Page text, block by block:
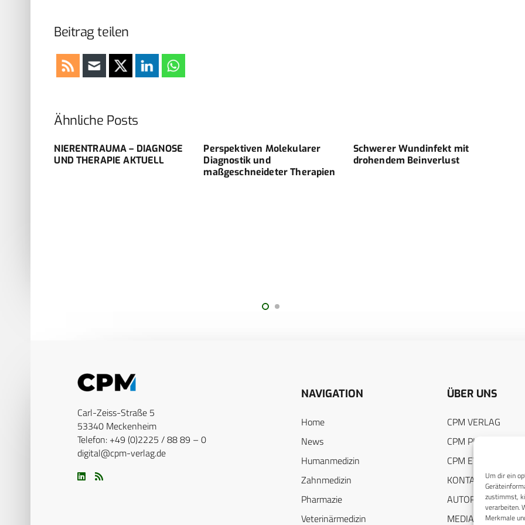
Um dir ein
zustimmst,
verarbeiten.
Merkmale
Beitrag teilen
Ähnliche Posts
NIERENTRAUMA – DIAGNOSE
UND THERAPIE AKTUELL
Perspektiven Molekularer
Diagnostik und
maßgeschneideter Therapien
Schwerer Wundinfekt mit
drohendem Beinverlust
Carl-Zeiss-Straße 5
53340 Meckenheim
Telefon: +49 (0)2225 / 88 89 – 0
digital@cpm-verlag.de
NAVIGATION
Home
News
Humanmedizin
Zahnmedizin
Pharmazie
Veterinärmedizin
ÜBER UNS
CPM VERLAG
CPM PUBLICATIONS
CPM EVENTS
KONTAKT
MEDIADATEN